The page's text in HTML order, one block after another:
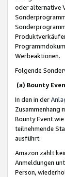
oder alternative
Werbeaktionen.
Folgende
(a) Bounty
In den in der
Zusammenhang
Bounty Event
teilnehmende
ausführt.
Amazon zahlt
Anmeldungen
Person,